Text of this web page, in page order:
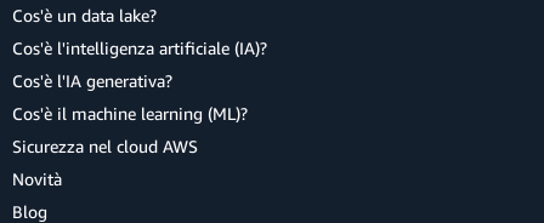
Cos'è un data lake?
Cos'è l'intelligenza artificiale (IA)?
Cos'è l'IA generativa?
Cos'è il machine learning (ML)?
Sicurezza nel cloud AWS
Novità
Blog